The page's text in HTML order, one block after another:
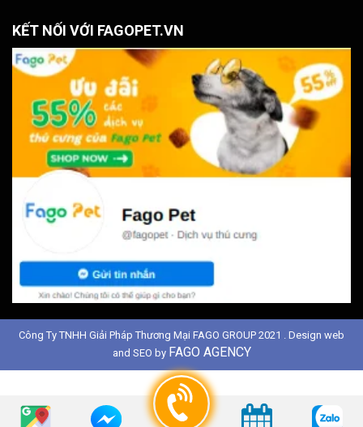
KẾT NỐI VỚI FAGOPET.VN
Công Ty TNHH Giải Pháp Thương Mại FAGO GROUP 2021 . Design web
and SEO by FAGO AGENCY